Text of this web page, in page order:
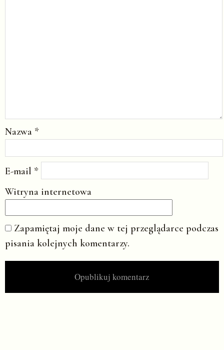
Nazwa *
E-mail *
Witryna internetowa
Zapamiętaj moje dane w tej przeglądarce podczas
pisania kolejnych komentarzy.